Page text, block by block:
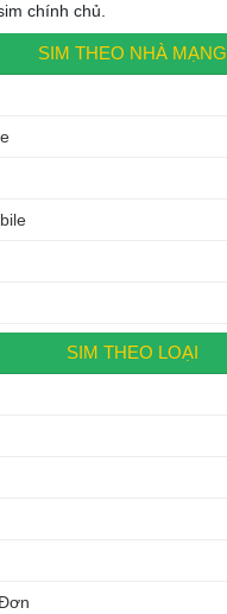
chính chủ.
SIM THEO NHÀ MẠNG
SIM THEO LOẠI